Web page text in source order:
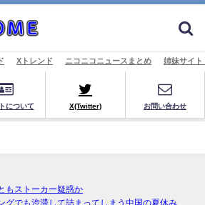
Xトレンド ニコニコニュースまとめ 姉妹サイ
について X(Twitter) お問い合わせ